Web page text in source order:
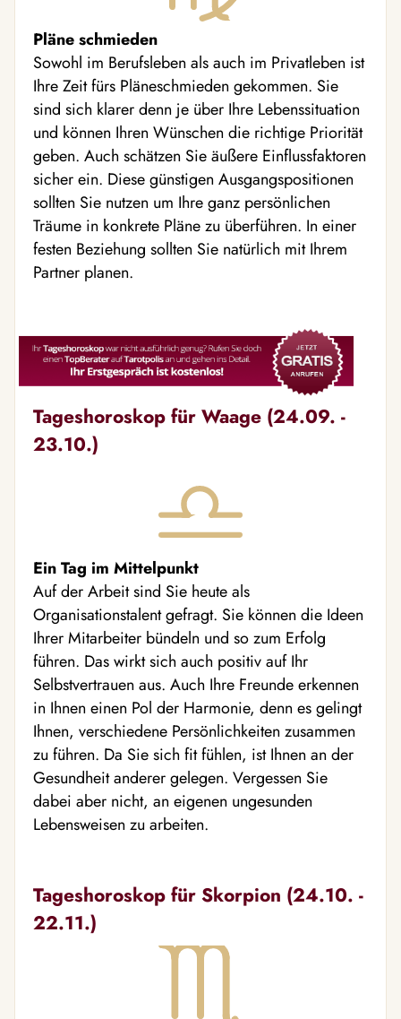
Pläne schmieden
Sowohl im Berufsleben als auch im Privatleben ist
Ihre Zeit fürs Pläneschmieden gekommen. Sie
sind sich klarer denn je über Ihre Lebenssituation
und können Ihren Wünschen die richtige Priorität
geben. Auch schätzen Sie äußere Einflussfaktoren
sicher ein. Diese günstigen Ausgangspositionen
sollten Sie nutzen um Ihre ganz persönlichen
Träume in konkrete Pläne zu überführen. In einer
festen Beziehung sollten Sie natürlich mit Ihrem
Partner planen.
Tageshoroskop für Waage (24.09. -
23.10.)
Ein Tag im Mittelpunkt
Auf der Arbeit sind Sie heute als
Organisationstalent gefragt. Sie können die Ideen
Ihrer Mitarbeiter bündeln und so zum Erfolg
führen. Das wirkt sich auch positiv auf Ihr
Selbstvertrauen aus. Auch Ihre Freunde erkennen
in Ihnen einen Pol der Harmonie, denn es gelingt
Ihnen, verschiedene Persönlichkeiten zusammen
zu führen. Da Sie sich fit fühlen, ist Ihnen an der
Gesundheit anderer gelegen. Vergessen Sie
dabei aber nicht, an eigenen ungesunden
Lebensweisen zu arbeiten.
Tageshoroskop für Skorpion (24.10. -
22.11.)